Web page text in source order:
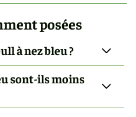
posées
à nez bleu ?
sont-ils moins